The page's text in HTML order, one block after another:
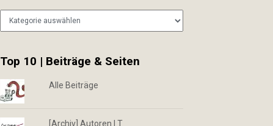
Top 10 | Beiträge & Seiten
Alle Beiträge
[Archiv] Autoren | T